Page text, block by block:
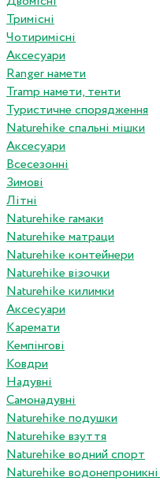
Тримісні
Чотиримісні
Аксесуари
Ranger намети
Tramp намети, тенти
Туристичне спорядження
Naturehike спальні мішки
Аксесуари
Всесезонні
Зимові
Літні
Naturehike гамаки
Naturehike матраци
Naturehike контейнери
Naturehike візочки
Naturehike килимки
Аксесуари
Каремати
Кемпінгові
Ковдри
Надувні
Самонадувні
Naturehike подушки
Naturehike взуття
Naturehike водний спорт
Naturehike водонепроникні